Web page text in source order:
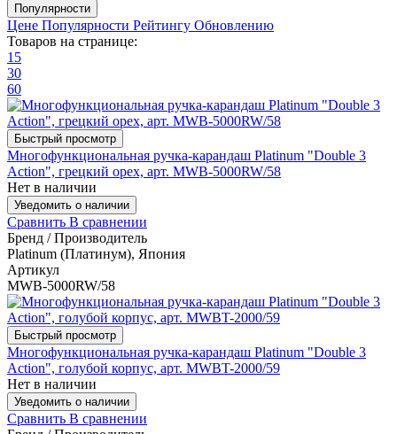
Популярности
Цене Популярности Рейтингу Обновлению
Товаров на странице:
15
30
60
Быстрый просмотр
Многофункциональная ручка-карандаш Platinum "Double 3
Action", грецкий орех, арт. MWB-5000RW/58
Нет в наличии
Уведомить о наличии
Сравнить В сравнении
Бренд / Производитель
Platinum (Платинум), Япония
Артикул
MWB-5000RW/58
Быстрый просмотр
Многофункциональная ручка-карандаш Platinum "Double 3
Action", голубой корпус, арт. MWBT-2000/59
Нет в наличии
Уведомить о наличии
Сравнить В сравнении